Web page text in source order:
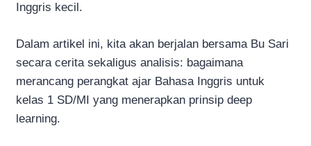
Inggris kecil.
Dalam artikel ini, kita akan berjalan bersama Bu Sari
secara cerita sekaligus analisis: bagaimana
merancang perangkat ajar Bahasa Inggris untuk
kelas 1 SD/MI yang menerapkan prinsip deep
learning.